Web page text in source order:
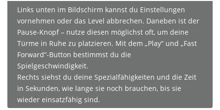
Links unten im Bildschirm kannst du Einstellungen
vornehmen oder das Level abbrechen. Daneben ist der
Pause-Knopf – nutze diesen möglichst oft, um deine
Türme in Ruhe zu platzieren. Mit dem „Play“ und „Fast
Forward“-Button bestimmst du die
Spielgeschwindigkeit.
Rechts siehst du deine Spezialfähigkeiten und die Zeit
in Sekunden, wie lange sie noch brauchen, bis sie
wieder einsatzfähig sind.